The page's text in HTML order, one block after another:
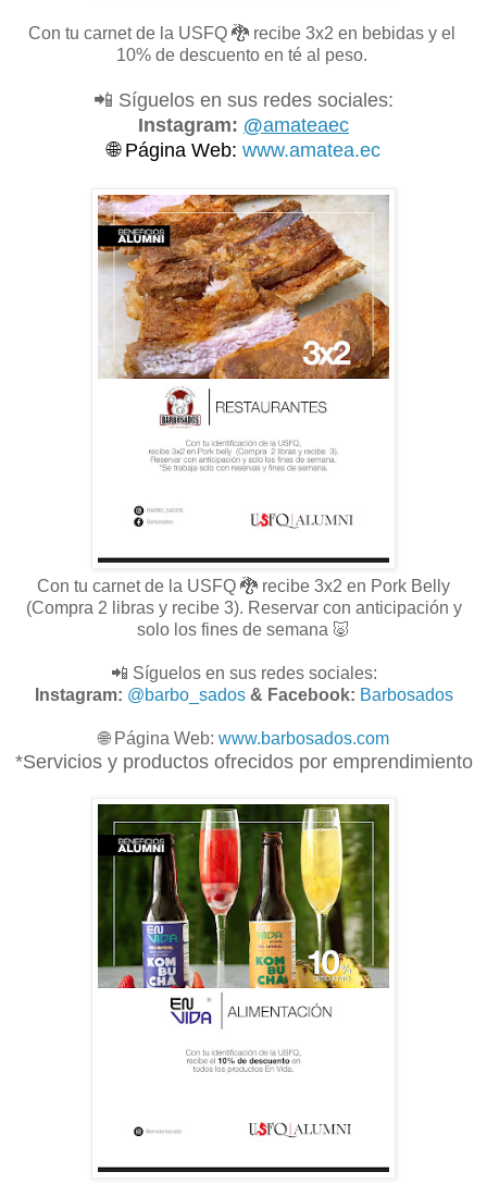
Con tu carnet de la USFQ 🐉 recibe 3x2 en bebidas y el
10% de descuento en té al peso.
📲 Síguelos en sus redes sociales:
Instagram: @amateaec
🌐 Página Web: www.amatea.ec
Con tu carnet de la USFQ 🐉 recibe 3x2 en Pork Belly
(Compra 2 libras y recibe 3). Reservar con anticipación y
solo los fines de semana 🐷
📲 Síguelos en sus redes sociales:
Instagram: @barbo_sados& Facebook: Barbosados
🌐 Página Web: www.barbosados.com
*Servicios y productos ofrecidos por emprendimiento